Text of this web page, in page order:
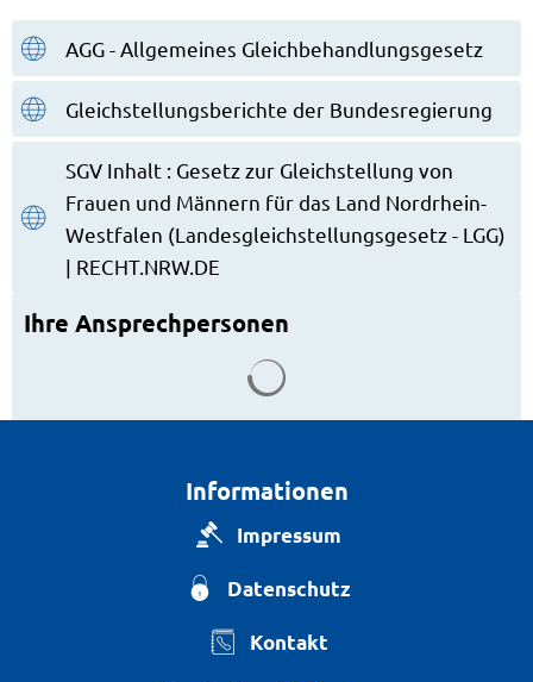
AGG - Allgemeines Gleichbehandlungsgesetz
Gleichstellungsberichte der Bundesregierung
SGV Inhalt : Gesetz zur Gleichstellung von
Frauen und Männern für das Land Nordrhein-
Westfalen (Landesgleichstellungsgesetz - LGG)
| RECHT.NRW.DE
Ihre Ansprechpersonen
Informationen
Impressum
Datenschutz
Kontakt